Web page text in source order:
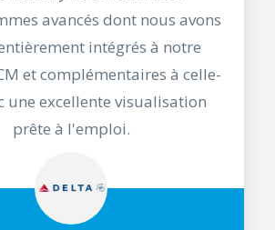
avancés dont nous avons
intégrés à notre
et complémentaires à celle-
une excellente visualisation
prête à l'emploi.